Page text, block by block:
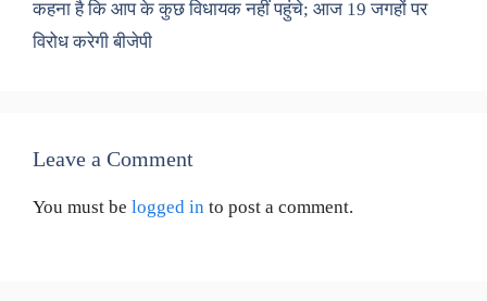
कहना है कि आप के कुछ विधायक नहीं पहुंचे; आज 19 जगहों पर
विरोध करेगी बीजेपी
Leave a Comment
You must be logged in to post a comment.